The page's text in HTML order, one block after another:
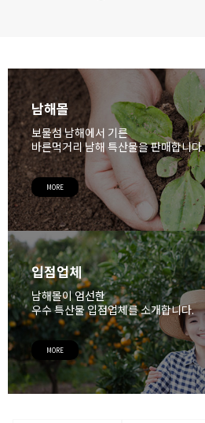
남해몰
보물섬 남해에서 기른
바른먹거리 남해 특산물을 판매합니다.
MORE
입점업체
남해몰이 엄선한
우수 특산물 입점업체를 소개합니다.
MORE